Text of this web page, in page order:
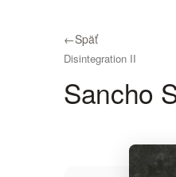
←Späť
Disintegration II
Sancho